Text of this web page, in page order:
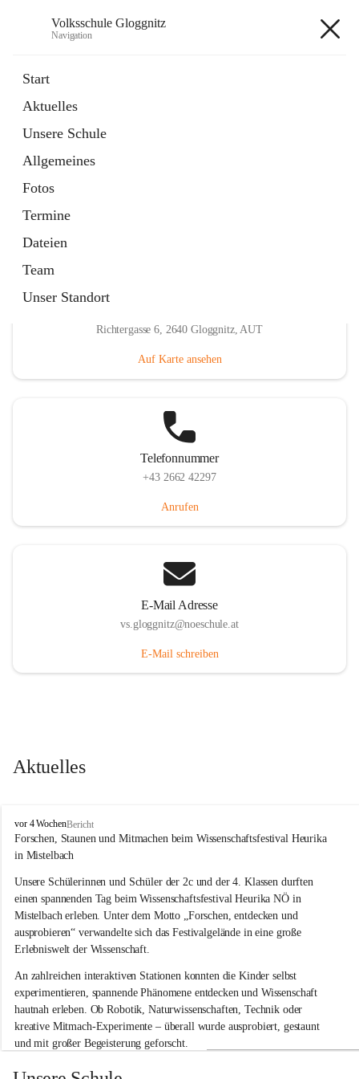
Volksschule Gloggnitz
Navigation
Start
Aktuelles
Unsere Schule
Allgemeines
Fotos
Termine
Dateien
Team
Unser Standort
Seite
in
Tab
Elternverein
öffnet
in
neuem
Tab
Richtergasse 6, 2640 Gloggnitz, AUT
Auf Karte ansehen
Telefonnummer
+43 2662 42297
Anrufen
E-Mail Adresse
vs.gloggnitz@noeschule.at
E-Mail schreiben
Aktuelles
V
o
l
s
s
c
u
l
e
G
l
o
g
g
n
i
vor 4 WochenBericht
Forschen, Staunen und Mitmachen beim Wissenschaftsfestival Heurika
in Mistelbach
Unsere Schülerinnen und Schüler der 2c und der 4. Klassen durften
einen spannenden Tag beim Wissenschaftsfestival Heurika NÖ in
Mistelbach erleben. Unter dem Motto „Forschen, entdecken und
ausprobieren“ verwandelte sich das Festivalgelände in eine große
Erlebniswelt der Wissenschaft.
An zahlreichen interaktiven Stationen konnten die Kinder selbst
experimentieren, spannende Phänomene entdecken und Wissenschaft
hautnah erleben. Ob Robotik, Naturwissenschaften, Technik oder
kreative Mitmach-Experimente – überall wurde ausprobiert, gestaunt
und mit großer Begeisterung geforscht.
Besonders beeindruckend war, dass Wissenschaftlerinnen und